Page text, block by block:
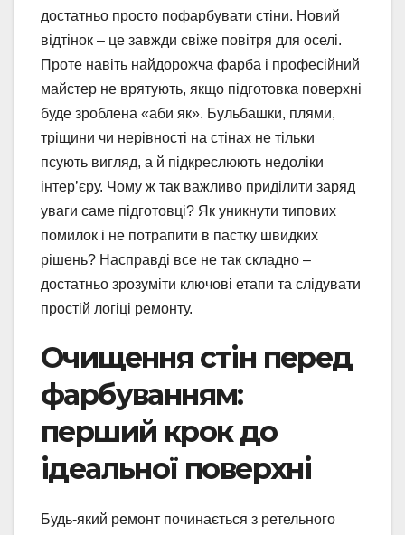
достатньо просто пофарбувати стіни. Новий
відтінок – це завжди свіже повітря для оселі.
Проте навіть найдорожча фарба і професійний
майстер не врятують, якщо підготовка поверхні
буде зроблена «аби як». Бульбашки, плями,
тріщини чи нерівності на стінах не тільки
псують вигляд, а й підкреслюють недоліки
інтер’єру. Чому ж так важливо приділити заряд
уваги саме підготовці? Як уникнути типових
помилок і не потрапити в пастку швидких
рішень? Насправді все не так складно –
достатньо зрозуміти ключові етапи та слідувати
простій логіці ремонту.
Очищення стін перед
фарбуванням:
перший крок до
ідеальної поверхні
Будь-який ремонт починається з ретельного